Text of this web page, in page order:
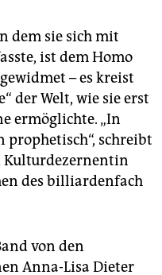
dem sie sich mit
ist dem Homo
– es kreist
der Welt, wie sie erst
ermöglichte. „In
schreibt
des billiardenfach
von den
Anna-Lisa Dieter